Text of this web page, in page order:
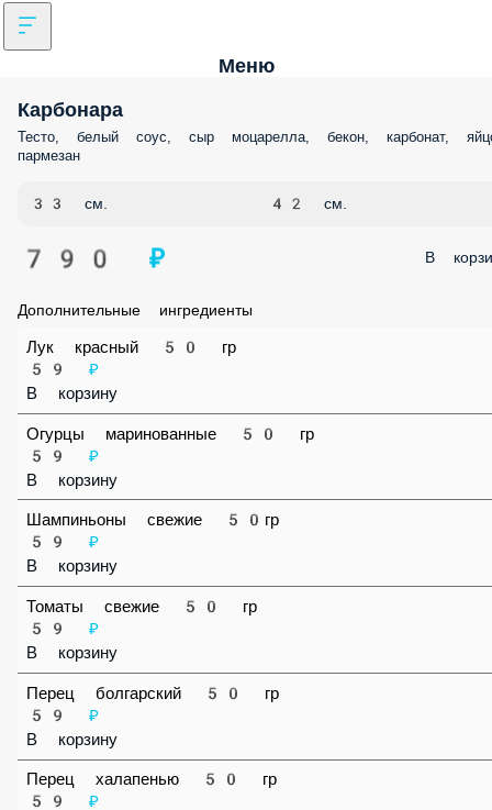
Меню
Карбонара
Тесто, белый соус, сыр моцарелла, бекон, карбонат, яйцо, пармезан
790 ₽
Лук красный 50 гр
59 ₽
В корзину
Огурцы маринованные 50 гр
59 ₽
В корзину
Шампиньоны свежие 50гр
59 ₽
В корзину
59 ₽
В корзину
Перец болгарский 50 гр
59 ₽
В корзину